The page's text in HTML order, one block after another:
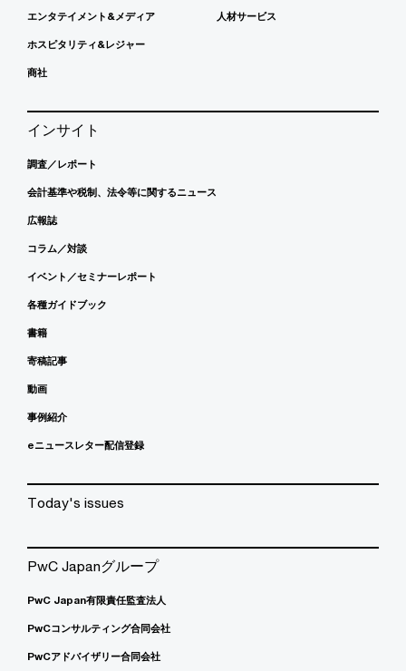
エンタテイメント&メディア
ホスピタリティ&レジャー
商社
人材サービス
インサイト
調査／レポート
会計基準や税制、法令等に関するニュース
広報誌
コラム／対談
イベント／セミナーレポート
各種ガイドブック
書籍
寄稿記事
動画
事例紹介
eニュースレター配信登録
Today's issues
PwC Japanグループ
PwC Japan有限責任監査法人
PwCコンサルティング合同会社
PwCアドバイザリー合同会社